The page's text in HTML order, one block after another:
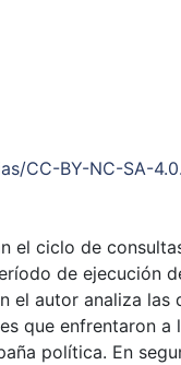
CC-BY-NC-SA-
el ciclo de
de ejecución
el autor analiza
que enfrentaron
política. En